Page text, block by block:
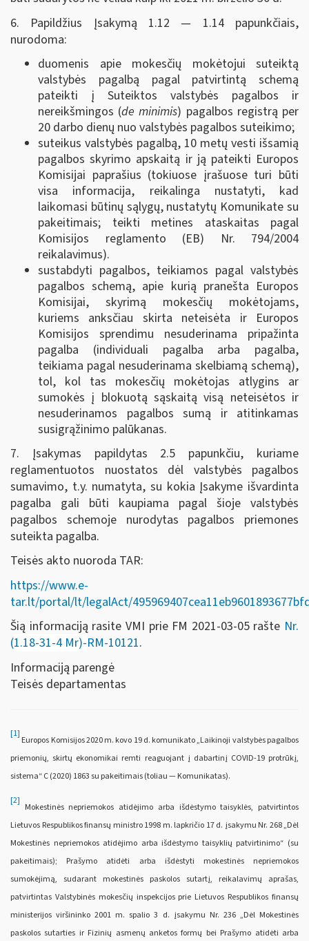
6. Papildžius Įsakymą 1.12 — 1.14 papunkčiais,
nurodoma:
duomenis apie mokesčių mokėtojui suteiktą
valstybės pagalbą pagal patvirtintą schemą
pateikti į Suteiktos valstybės pagalbos ir
nereikšmingos (de minimis) pagalbos registrą per
20 darbo dienų nuo valstybės pagalbos suteikimo;
suteikus valstybės pagalbą, 10 metų vesti išsamią
pagalbos skyrimo apskaitą ir ją pateikti Europos
Komisijai paprašius (tokiuose įrašuose turi būti
visa informacija, reikalinga nustatyti, kad
laikomasi būtinų sąlygų, nustatytų Komunikate su
pakeitimais; teikti metines ataskaitas pagal
Komisijos reglamento (EB) Nr. 794/2004
reikalavimus).
sustabdyti pagalbos, teikiamos pagal valstybės
pagalbos schemą, apie kurią pranešta Europos
Komisijai, skyrimą mokesčių mokėtojams,
kuriems anksčiau skirta neteisėta ir Europos
Komisijos sprendimu nesuderinama pripažinta
pagalba (individuali pagalba arba pagalba,
teikiama pagal nesuderinama skelbiamą schemą),
tol, kol tas mokesčių mokėtojas atlygins ar
sumokės į blokuotą sąskaitą visą neteisėtos ir
nesuderinamos pagalbos sumą ir atitinkamas
susigrąžinimo palūkanas.
7. Įsakymas papildytas 2.5 papunkčiu, kuriame
reglamentuotos nuostatos dėl valstybės pagalbos
sumavimo, t.y. numatyta, su kokia Įsakyme išvardinta
pagalba gali būti kaupiama pagal šioje valstybės
pagalbos schemoje nurodytas pagalbos priemones
suteikta pagalba.
Teisės akto nuoroda TAR:
https://www.e-
tar.lt/portal/lt/legalAct/
Šią informaciją rasite VMI prie FM 2021-03-05 rašte Nr.
(1.18-31-4 Mr)-RM-10121.
Informaciją parengė
Teisės departamentas
[1]
Europos Komisijos 2020 m. kovo 19 d. komunikato „Laikinoji valstybės pagalbos
priemonių, skirtų ekonomikai remti reaguojant į dabartinį COVID-19 protrūkį,
sistema“ C (2020) 1863 su pakeitimais (toliau — Komunikatas).
[2]
Mokestinės nepriemokos atidėjimo arba išdėstymo taisyklės, patvirtintos
Lietuvos Respublikos finansų ministro 1998 m. lapkričio 17 d. įsakymu Nr. 268 „Dėl
Mokestinės nepriemokos atidėjimo arba išdėstymo taisyklių patvirtinimo“ (su
pakeitimais); Prašymo atidėti arba išdėstyti mokestinės nepriemokos
sumokėjimą, sudarant mokestinės paskolos sutartį, reikalavimų aprašas,
patvirtintas Valstybinės mokesčių inspekcijos prie Lietuvos Respublikos finansų
ministerijos viršininko 2001 m. spalio 3 d. įsakymu Nr. 236 „Dėl Mokestinės
paskolos sutarties ir Fizinių asmenų anketos formų bei Prašymo atidėti arba